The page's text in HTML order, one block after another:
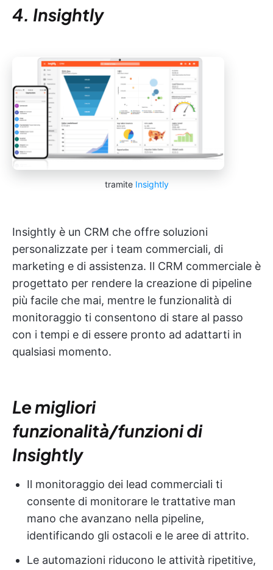
4. Insightly
tramite Insightly
Insightly è un CRM che offre soluzioni
personalizzate per i team commerciali, di
marketing e di assistenza. Il CRM commerciale è
progettato per rendere la creazione di pipeline
più facile che mai, mentre le funzionalità di
monitoraggio ti consentono di stare al passo
con i tempi e di essere pronto ad adattarti in
qualsiasi momento.
Le migliori
funzionalità/funzioni di
Insightly
Il monitoraggio dei lead commerciali ti
consente di monitorare le trattative man
mano che avanzano nella pipeline,
identificando gli ostacoli e le aree di attrito.
Le automazioni riducono le attività ripetitive,